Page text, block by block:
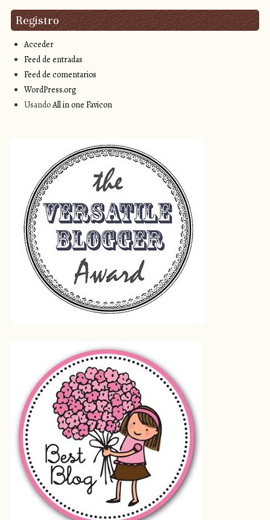
Registro
Acceder
Feed de entradas
Feed de comentarios
WordPress.org
UsandoAll in one Favicon